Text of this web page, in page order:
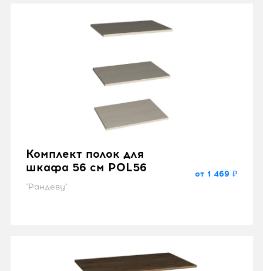
Комплект полок для
шкафа 56 см POL56
"Рандеву"
от 1 469 ₽